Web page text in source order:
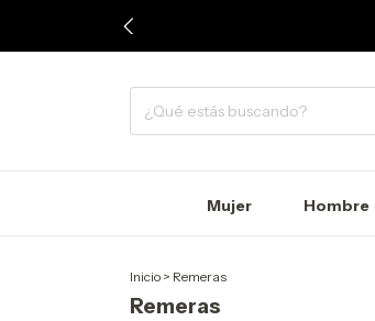
Mujer Hombre
Inicio > Remeras
Remeras